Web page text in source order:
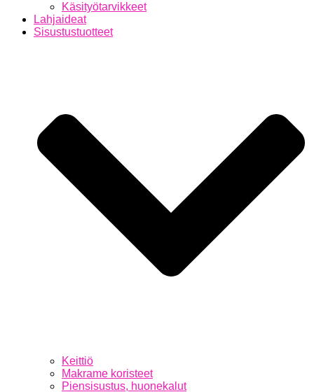
Käsityötarvikkeet
Lahjaideat
Sisustustuotteet
Keittiö
Makrame koristeet
Piensisustus, huonekalut